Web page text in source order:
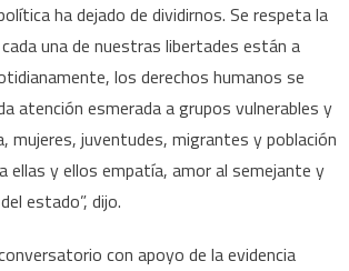
ha dejado de dividirnos. Se respeta la
una de nuestras libertades están a
los derechos humanos se
atención esmerada a grupos vulnerables y
mujeres, juventudes, migrantes y población
ellas y ellos empatía, amor al semejante y
estado”, dijo.
con apoyo de la evidencia